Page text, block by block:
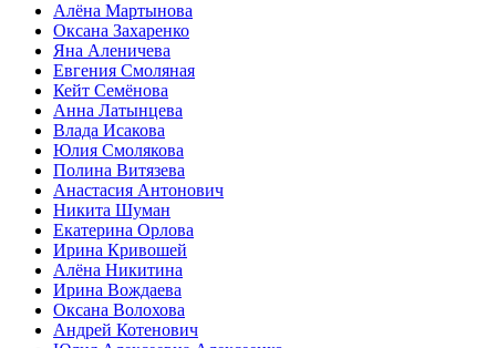
Алёна Мартынова
Оксана Захаренко
Яна Аленичева
Евгения Смоляная
Кейт Семёнова
Анна Латынцева
Влада Исакова
Юлия Смолякова
Полина Витязева
Анастасия Антонович
Никита Шуман
Екатерина Орлова
Ирина Кривошей
Алёна Никитина
Ирина Вождаева
Оксана Волохова
Андрей Котенович